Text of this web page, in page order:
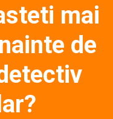
mai
de